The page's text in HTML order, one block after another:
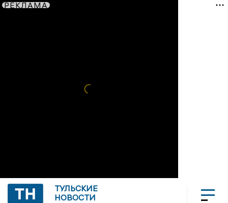
РЕКЛАМА
ТУЛЬСКИЕ
НОВОСТИ